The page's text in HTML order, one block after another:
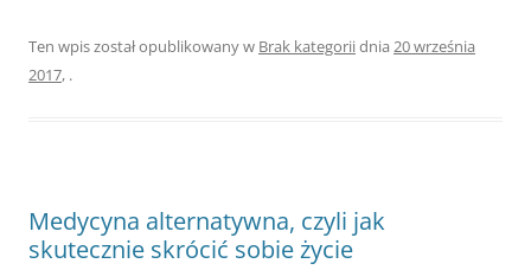
Ten wpis został opublikowany w Brak kategoriidnia 20 września
2017, .
Medycyna alternatywna, czyli jak
skutecznie skrócić sobie życie